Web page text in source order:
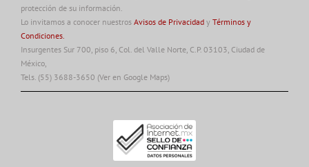
protección de su información.
Lo invitamos a conocer nuestros Avisos de Privacidad y Términos y
Condiciones.
Insurgentes Sur 700, piso 6, Col. del Valle Norte, C.P. 03103, Ciudad de
México,
Tels. (55) 3688-3650 (Ver en Google Maps)